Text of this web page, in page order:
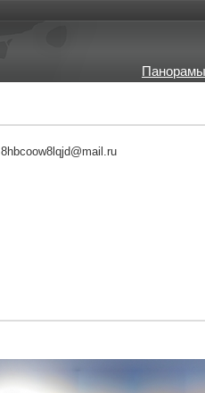
8hbcoow8lqjd@mail.ru